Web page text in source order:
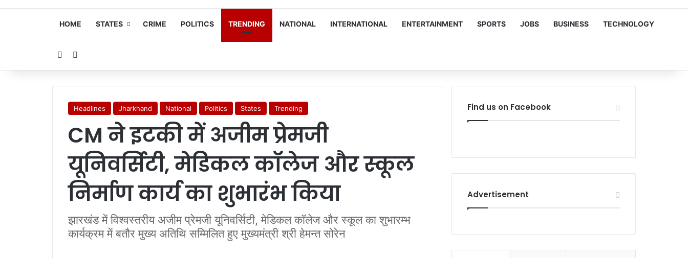
HOME STATES CRIME POLITICS TRENDING NATIONAL INTERNATIONAL ENTERTAINMENT SPORTS JOBS BUSINESS TECHNOLOGY
Random Article
Headlines Jharkhand National Politics States Trending
CM ने इटकी में अजीम प्रेमजी
यूनिवर्सिटी, मेडिकल कॉलेज और स्कूल
निर्माण कार्य का शुभारंभ किया
झारखंड में विश्वस्तरीय अजीम प्रेमजी यूनिवर्सिटी, मेडिकल कॉलेज और स्कूल का शुभारम्भ
कार्यक्रम में बतौर मुख्य अतिथि सम्मिलित हुए मुख्यमंत्री श्री हेमन्त सोरेन
Find us on Facebook
Advertisement